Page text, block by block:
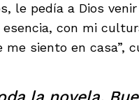
le pedía a Dios
con mi
siento en casa”,